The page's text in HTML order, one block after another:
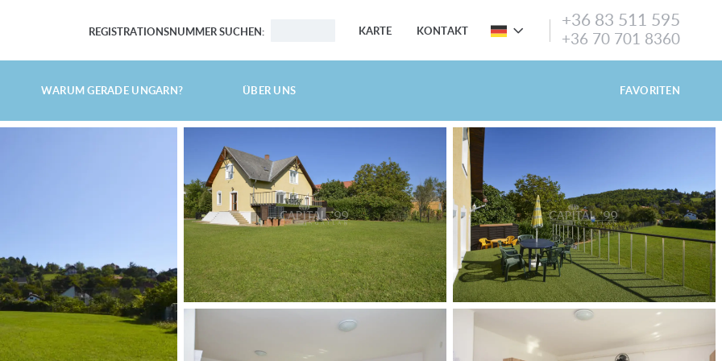
REGISTRATIONSNUMMER SUCHEN: KARTE KONTAKT +36 83 511 595
+36 70 701 8360
WARUM GERADE UNGARN? ÜBER UNS FAVORITEN
HAUPTSEITE
IMMOBILIEN SUCHEN
DIE TOP 10 IMMOBILIEN
LUXUSVILLA
GROSSES EINFAMILIENHAUS MIT GROSSEM GARTEN
AM BALATON, UFERNAH
ENERGIEEFFIZIENT
LUXUSHAUS